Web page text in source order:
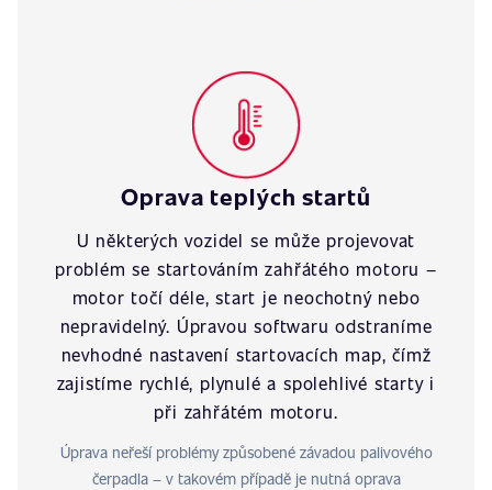
Oprava teplých startů
U některých vozidel se může projevovat
problém se startováním zahřátého motoru –
motor točí déle, start je neochotný nebo
nepravidelný. Úpravou softwaru odstraníme
nevhodné nastavení startovacích map, čímž
zajistíme rychlé, plynulé a spolehlivé starty i
při zahřátém motoru.
Úprava neřeší problémy způsobené závadou palivového
čerpadla – v takovém případě je nutná oprava